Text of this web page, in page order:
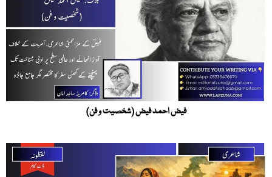
فیض احمد فیض (شخصیت و فن)